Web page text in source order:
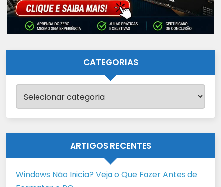
CATEGORIAS
ARTIGOS RECENTES
Windows Não Inicia? Veja o Que Fazer Antes de